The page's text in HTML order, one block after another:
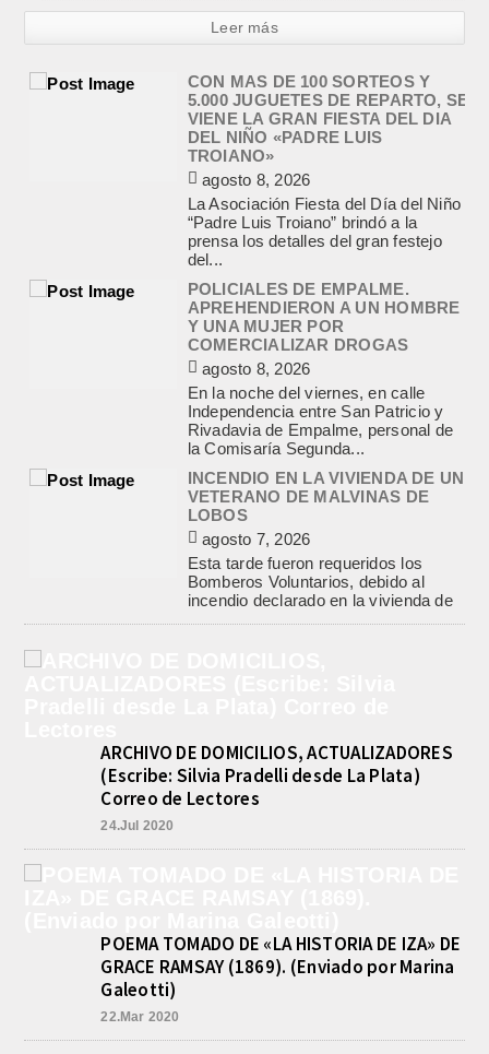
Leer más
CON MAS DE 100 SORTEOS Y
5.000 JUGUETES DE REPARTO, SE
VIENE LA GRAN FIESTA DEL DIA
DEL NIÑO «PADRE LUIS
TROIANO»
agosto 8, 2026
La Asociación Fiesta del Día del Niño
“Padre Luis Troiano” brindó a la
prensa los detalles del gran festejo
del...
POLICIALES DE EMPALME.
APREHENDIERON A UN HOMBRE
Y UNA MUJER POR
COMERCIALIZAR DROGAS
agosto 8, 2026
En la noche del viernes, en calle
Independencia entre San Patricio y
Rivadavia de Empalme, personal de
la Comisaría Segunda...
INCENDIO EN LA VIVIENDA DE UN
VETERANO DE MALVINAS DE
LOBOS
agosto 7, 2026
Esta tarde fueron requeridos los
Bomberos Voluntarios, debido al
incendio declarado en la vivienda de
Un helicóptero que participaba de la
búsqueda, encontró hoy el cuerpo sin
vida de la persona que se buscaba
en...
JUEGA EL FEDERAL TRAS UN
El equipo de Cadetes de Básquet de
Athletic, se metió entre los mejores 4
de la FEBAMBA y disputa el...
ARCHIVO DE DOMICILIOS, ACTUALIZADORES
(Escribe: Silvia Pradelli desde La Plata)
Correo de Lectores
24.Jul 2020
POEMA TOMADO DE «LA HISTORIA DE IZA» DE
GRACE RAMSAY (1869). (Enviado por Marina
Galeotti)
22.Mar 2020